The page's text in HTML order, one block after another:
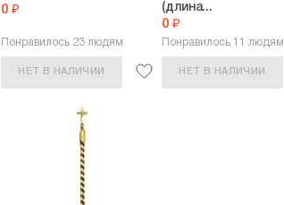
0 ₽
Понравилось 23 людям
НЕТ В НАЛИЧИИ
(длина...
0 ₽
Понравилось 11 людям
НЕТ В НАЛИЧИИ